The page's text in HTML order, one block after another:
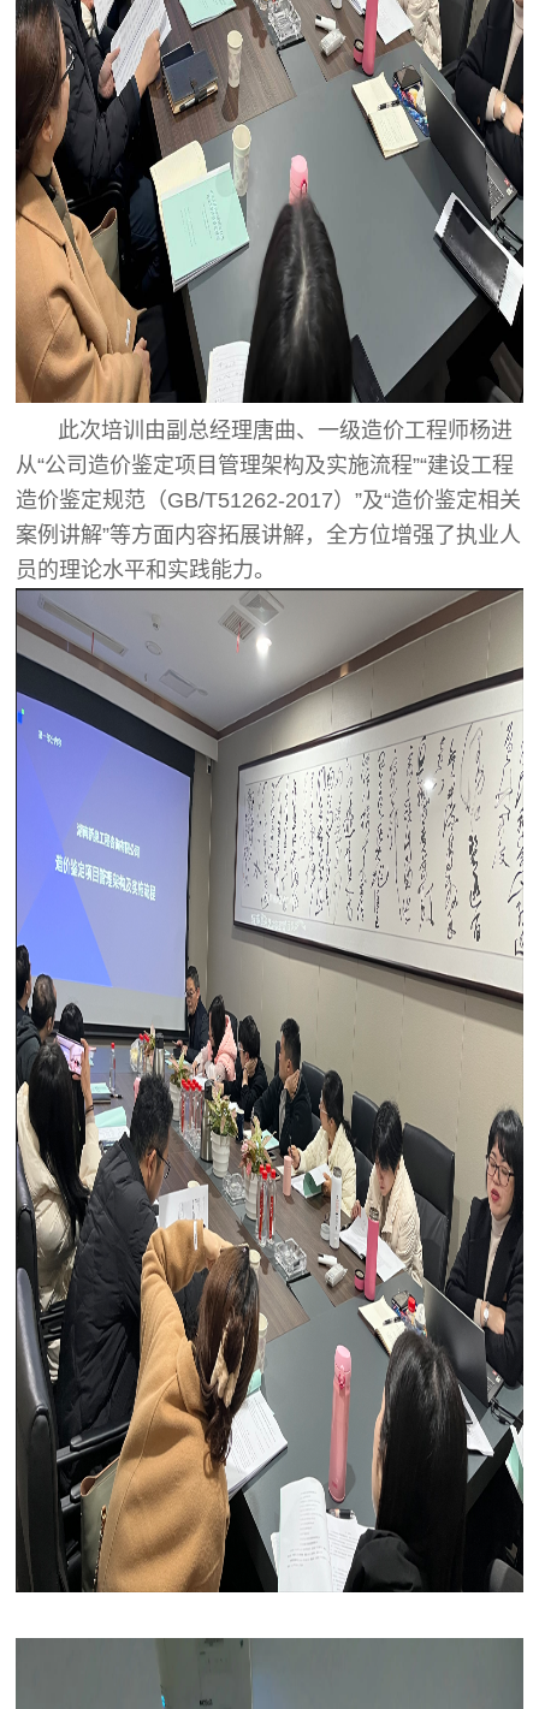
此次培训由副总经理唐曲、一级造价工程师杨进
从“公司造价鉴定项目管理架构及实施流程”“建设工程
造价鉴定规范（GB/T51262-2017）”及“造价鉴定相关
案例讲解”等方面内容拓展讲解，全方位增强了执业人
员的理论水平和实践能力。